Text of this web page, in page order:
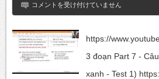
Part
Câu
147
–
152
コメントを受け付けていません
https://
3 đoạn Part 7 -
xanh - Test 1)